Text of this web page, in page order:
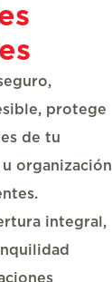
,
, protege
de tu
organización
integral,